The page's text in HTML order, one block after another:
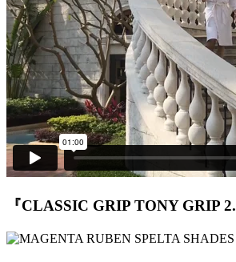
『CLASSIC GRIP TONY GRIP